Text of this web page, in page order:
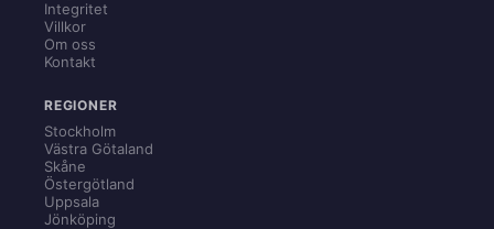
Integritet
Villkor
Om oss
Kontakt
REGIONER
Stockholm
Västra Götaland
Skåne
Östergötland
Uppsala
Jönköping